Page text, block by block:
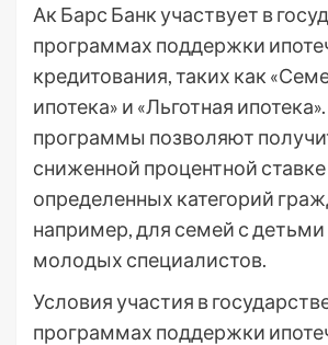
Ак Барс Банк участвует в
программах поддержки
кредитования, таких как
ипотека» и «Льготная
программы позволяют
сниженной процентной
определенных категорий
например, для семей с
молодых специалистов.
Условия участия в
программах поддержки